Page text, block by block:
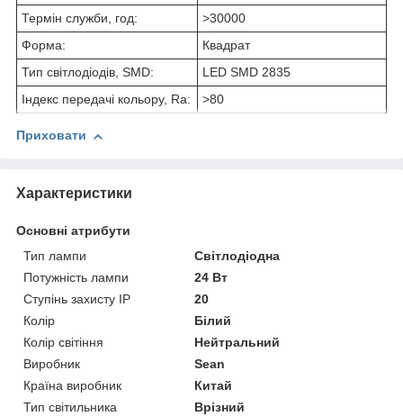
Термін служби, год:
>30000
Форма:
Квадрат
Тип світлодіодів, SMD:
LED SMD 2835
Індекс передачі кольору, Ra:
>80
Приховати
Характеристики
Основні атрибути
Тип лампи
Світлодіодна
Потужність лампи
24 Вт
Ступінь захисту IP
20
Колір
Білий
Колір світіння
Нейтральний
Виробник
Sean
Країна виробник
Китай
Тип світильника
Врізний